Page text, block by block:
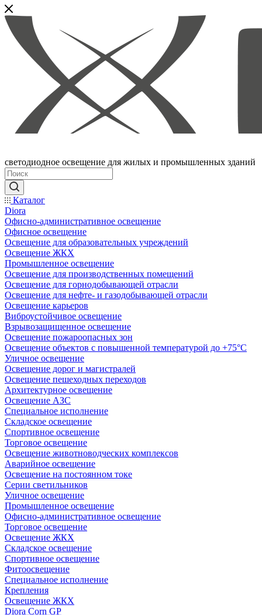
светодиодное освещение для жилых и промышленных зданий
Каталог
Diora
Офисно-административное освещение
Офисное освещение
Освещение для образовательных учреждений
Освещение ЖКХ
Промышленное освещение
Освещение для производственных помещений
Освещение для горнодобывающей отрасли
Освещение для нефте- и газодобывающей отрасли
Освещение карьеров
Виброустойчивое освещение
Взрывозащищенное освещение
Освещение пожароопасных зон
Освещение объектов с повышенной температурой до +75°C
Уличное освещение
Освещение дорог и магистралей
Освещение пешеходных переходов
Архитектурное освещение
Освещение АЗС
Специальное исполнение
Складское освещение
Спортивное освещение
Торговое освещение
Освещение животноводческих комплексов
Аварийное освещение
Освещение на постоянном токе
Серии светильников
Уличное освещение
Промышленное освещение
Офисно-административное освещение
Торговое освещение
Освещение ЖКХ
Складское освещение
Спортивное освещение
Фитоосвещение
Специальное исполнение
Крепления
Освещение ЖКХ
Diora Corn GP